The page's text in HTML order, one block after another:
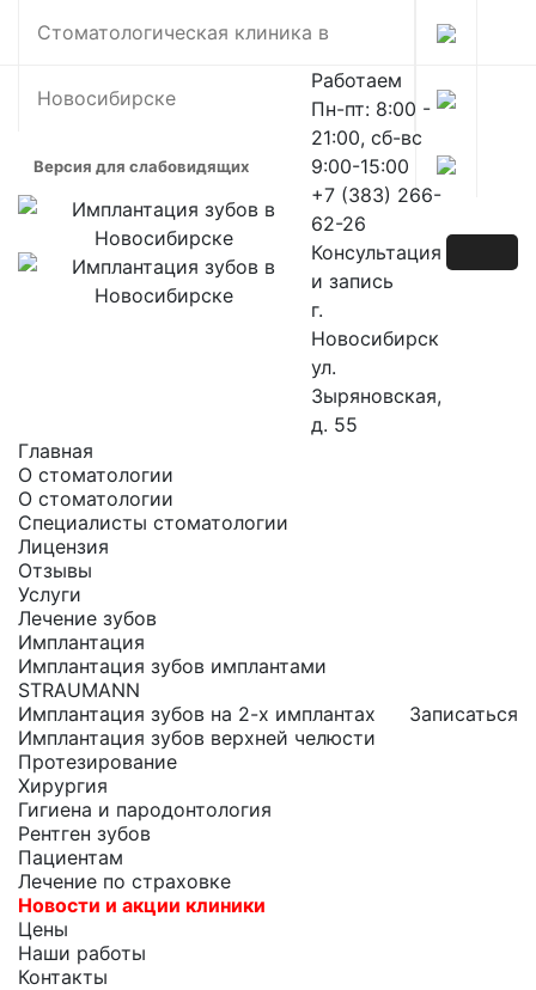
Стоматологическая клиника в
Новосибирске
Версия для слабовидящих
Работаем
Пн-пт: 8:00 -
21:00, сб-вс
9:00-15:00
+7 (383) 266-
62-26
Консультация
и запись
г.
Новосибирск
ул.
Зыряновская,
д. 55
Главная
О стоматологии
О стоматологии
Специалисты стоматологии
Лицензия
Отзывы
Услуги
Лечение зубов
Имплантация
Имплантация зубов имплантами
STRAUMANN
Имплантация зубов на 2-х имплантах
Имплантация зубов верхней челюсти
Протезирование
Хирургия
Гигиена и пародонтология
Рентген зубов
Пациентам
Лечение по страховке
Новости и акции клиники
Цены
Наши работы
Контакты
Записаться